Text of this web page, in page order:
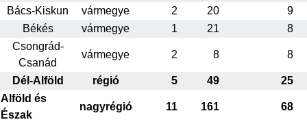
Bács-Kiskun
vármegye 2 20
9
Békés
vármegye 1 21
8
Csongrád-
Csanád
vármegye 2 8 8
Dél-Alföld régió 5 49
25
Alföld és
Észak
nagyrégió 11 161 68